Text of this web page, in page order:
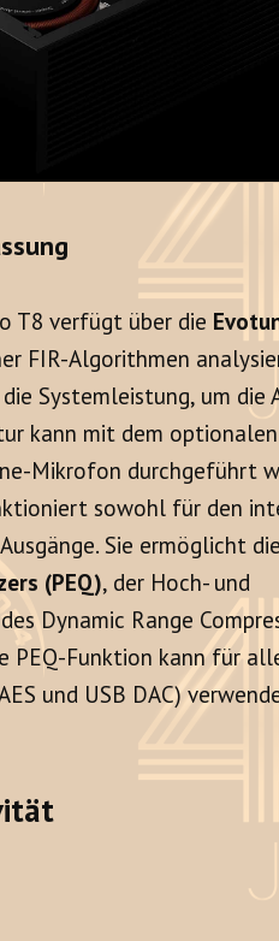
T8 verfügt über die
FIR-Algorithmen
Systemleistung, um die
kann mit dem
Mikrofon durchgeführt
sowohl für den
Sie ermöglicht die
(PEQ), der Hoch- und
Dynamic Range
PEQ-Funktion kann für
und USB DAC)